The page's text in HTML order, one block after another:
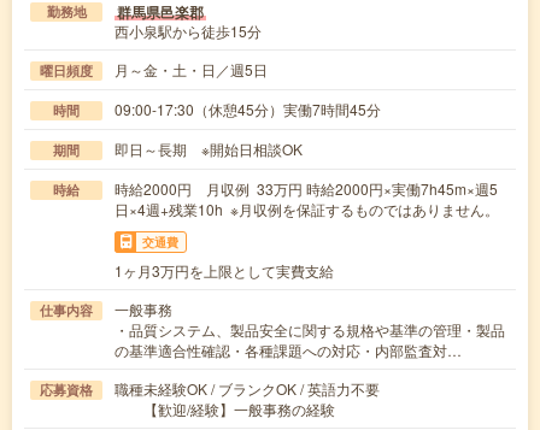
勤務地 群馬県邑楽郡
西小泉駅から徒歩15分
曜日頻度 月～金・土・日／週5日
時間 09:00-17:30（休憩45分）実働7時間45分
期間 即日～長期 ※開始日相談OK
時給
時給2000円 月収例 33万円 時給2000円×実働7h45m×週5
日×4週+残業10h ※月収例を保証するものではありません。
交通費
1ヶ月3万円を上限として実費支給
仕事内容
一般事務
・品質システム、製品安全に関する規格や基準の管理・製品
の基準適合性確認・各種課題への対応・内部監査対…
応募資格
職種未経験OK / ブランクOK / 英語力不要
【歓迎/経験】一般事務の経験